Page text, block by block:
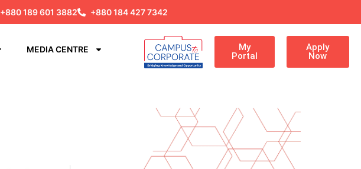
+880 189 601 3882 +880 184 427 7342
MEDIA CENTRE
My
Portal
Apply
Now